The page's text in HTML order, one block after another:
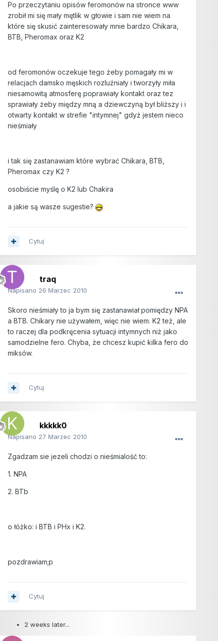
Po przeczytaniu opisów feromonów na stronce www
zrobił mi się mały mętlik w głowie i sam nie wiem na
które się skusić zainteresowały mnie bardzo Chikara,
BTB, Pheromax oraz K2
od feromonów oczekuje tego żeby pomagały mi w
relacjach damsko męskich rozluźniały i tworzyły miła
niesamowitą atmosferę poprawiały kontakt oraz tez
sprawiały żeby między mną a dziewczyną był bliższy i i
otwarty kontakt w strefie "intymnej" gdyż jestem nieco
nieśmiały
i tak się zastanawiam które wybrać Chikara, BTB,
Pheromax czy K2 ?
osobiście myślę o K2 lub Chakira
a jakie są wasze sugestie?
Cytuj
traq
Napisano 26 Marzec 2010
Skoro nieśmiały to ja bym się zastanawiał pomiędzy NPA
a BTB. Chikary nie używałem, więc nie wiem. K2 też, ale
to raczej dla podkręcenia sytuacji intymnych niż jako
samodzielne fero. Chyba, że chcesz kupić kilka fero do
miksów.
Cytuj
kkkkk0
Napisano 27 Marzec 2010
Zgadzam sie jezeli chodzi o nieśmialość to:
1. NPA
2. BTb
o łóżko: i BTB i PHx i K2.
pozdrawiam;p
Cytuj
2 weeks later...